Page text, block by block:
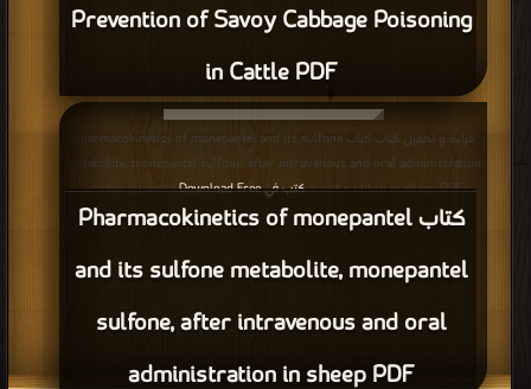
Prevention of Savoy Cabbage Poisoning
in Cattle PDF
كتاب Pharmacokinetics of monepantel
and its sulfone metabolite, monepantel
sulfone, after intravenous and oral
administration in sheep PDF
قراءة و تحميل كتاب كتاب Pharmacokinetics of monepantel and its sulfone
metabolite, monepantel sulfone, after intravenous and oral administration
in sheep PDF مجانا | مكتبة >
كتب في Download Free | التحميل : مرة/مرات